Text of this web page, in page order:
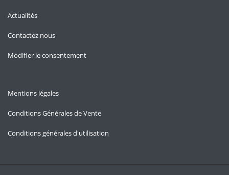
Actualités
Contactez nous
Modifier le consentement
Mentions légales
Conditions Générales de Vente
Conditions générales d'utilisation